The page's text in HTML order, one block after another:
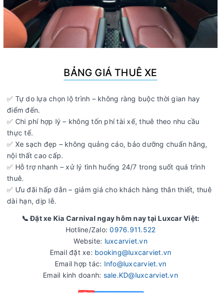
BẢNG GIÁ THUÊ XE
✅ Tự do lựa chọn lộ trình – không ràng buộc thời gian hay
điểm đến.
✅ Chi phí hợp lý – không tốn phí tài xế, thuê theo nhu cầu
thực tế.
✅ Xe sạch đẹp – không quảng cáo, bảo dưỡng chuẩn hãng,
nội thất cao cấp.
✅ Hỗ trợ nhanh – xử lý tình huống 24/7 trong suốt quá trình
thuê.
✅ Ưu đãi hấp dẫn – giảm giá cho khách hàng thân thiết, thuê
dài hạn, dịp lễ.
📞 Đặt xe Kia Carnival ngay hôm nay tại Luxcar Việt:
Hotline/Zalo:0976.911.522
Website: luxcarviet.vn
Email đặt xe: booking@luxcarviet.vn
Email hợp tác: Info@luxcarviet.vn
Email kinh doanh: sale.KD@luxcarviet.vn